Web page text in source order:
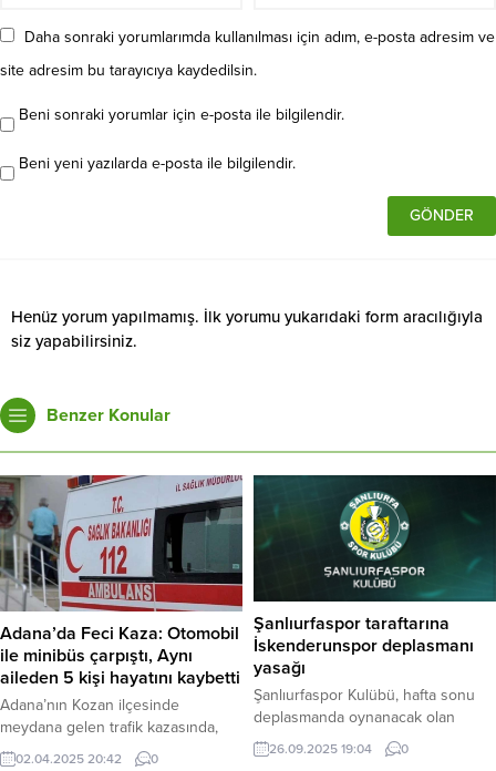
Daha sonraki yorumlarımda kullanılması için adım, e-posta adresim ve
site adresim bu tarayıcıya kaydedilsin.
Beni sonraki yorumlar için e-posta ile bilgilendir.
Beni yeni yazılarda e-posta ile bilgilendir.
Henüz yorum yapılmamış. İlk yorumu yukarıdaki form aracılığıyla
siz yapabilirsiniz.
Benzer Konular
Adana’da Feci Kaza: Otomobil
ile minibüs çarpıştı, Aynı
aileden 5 kişi hayatını kaybetti
Adana’nın Kozan ilçesinde
meydana gelen trafik kazasında,
otomobil ile minibüsün çarpışması
02.04.2025 20:42 0
Şanlıurfaspor taraftarına
İskenderunspor deplasmanı
yasağı
Şanlıurfaspor Kulübü, hafta sonu
deplasmanda oynanacak olan
İskenderunspor karşılaşmasına
taraftar alınmayacağını duyurdu.
26.09.2025 19:04 0